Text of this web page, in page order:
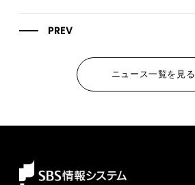
PREV
ニュース一覧を見る